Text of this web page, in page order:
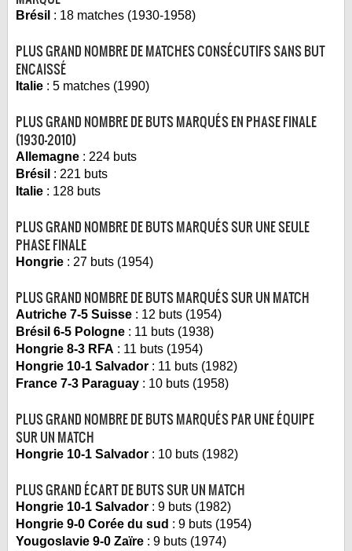
Brésil : 18 matches (1930-1958)
PLUS GRAND NOMBRE DE MATCHES CONSÉCUTIFS SANS BUT
ENCAISSÉ
Italie: 5 matches (1990)
PLUS GRAND NOMBRE DE BUTS MARQUÉS EN PHASE FINALE
(1930-2010)
Allemagne: 224 buts
Brésil : 221 buts
Italie: 128 buts
PLUS GRAND NOMBRE DE BUTS MARQUÉS SUR UNE SEULE
PHASE FINALE
Hongrie: 27 buts (1954)
PLUS GRAND NOMBRE DE BUTS MARQUÉS SUR UN MATCH
Autriche 7-5 Suisse: 12 buts (1954)
Brésil 6-5 Pologne: 11 buts (1938)
Hongrie 8-3 RFA : 11 buts (1954)
Hongrie 10-1 Salvador: 11 buts (1982)
France 7-3 Paraguay: 10 buts (1958)
PLUS GRAND NOMBRE DE BUTS MARQUÉS PAR UNE ÉQUIPE
SUR UN MATCH
Hongrie 10-1 Salvador: 10 buts (1982)
PLUS GRAND ÉCART DE BUTS SUR UN MATCH
Hongrie 10-1 Salvador: 9 buts (1982)
Hongrie 9-0 Corée du sud : 9 buts (1954)
Yougoslavie 9-0 Zaïre: 9 buts (1974)